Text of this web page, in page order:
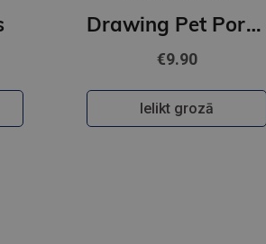
Drawing Pet Portraits : A Step-by-Step Guide to Drawing Your Animals
€9.90
Ielikt grozā